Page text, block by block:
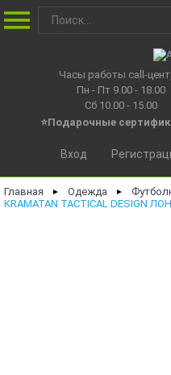
Часы работы call-
Пн - Пт 9.00 - 18.00
Сб 10.00 - 15.00
⭐Подарочные
Вход
Главная ► Одежда ►
KRAMATAN TACTICAL DESIGN